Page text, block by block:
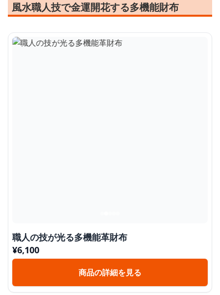
風水職人技で金運開花する多機能財布
職人の技が光る多機能革財布
¥6,100
商品の詳細を見る